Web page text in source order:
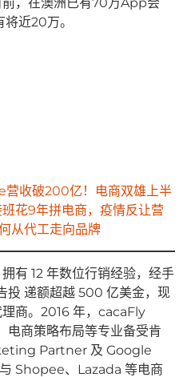
近20万。
收破200亿！电商双雄上半
花9年拼电商，疫情反让营
从代工走向品牌
有 12 年数位⾏销经验，经⼿
投 递额超越 500 亿美⾦，现
商。2016 年，cacaFly
电商策略布局等专业备受肯
Partner 及 Google
Shopee、Lazada 等电商